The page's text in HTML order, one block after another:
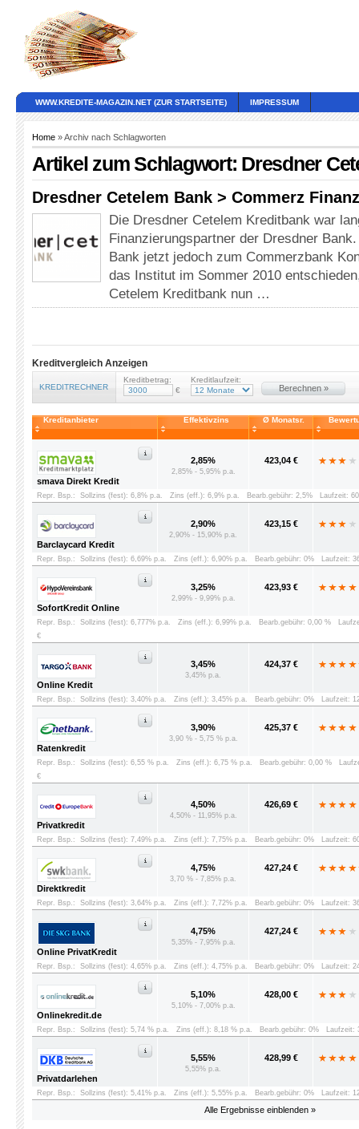
WWW.KREDITE-MAGAZIN.NET (ZUR STARTSEITE) IMPRESSUM
Home » Archiv nach Schlagworten
Artikel zum Schlagwort: Dresdner
Dresdner Cetelem Bank > Commerz Finanz
Die Dresdner Cetelem Kreditbank war
Finanzierungspartner der Dresdner
Bank jetzt jedoch zum Commerzbank
das Institut im Sommer 2010
Cetelem Kreditbank nun …
Kreditvergleich Anzeigen
KREDITRECHNER
Kreditbetrag:
€
Kreditlaufzeit:
Berechnen »
Kreditanbieter Effektivzins Ø Monatsr.
Alle Ergebnisse einblenden »
smava Direkt Kredit
2,85%
2,85% - 5,95% p.a.
423,04 €
Repr. Bsp.: Sollzins (fest): 6,8% p.a. Zins (eff.): 6,9% p.a. Bearb.gebühr: 2,5% Laufzeit:
Barclaycard Kredit
2,90%
2,90% - 15,90% p.a.
423,15 €
Repr. Bsp.: Sollzins (fest): 6,69% p.a. Zins (eff.): 6,90% p.a. Bearb.gebühr: 0% Laufzeit:
SofortKredit Online
3,25%
2,99% - 9,99% p.a.
423,93 €
Repr. Bsp.: Sollzins (fest): 6,777% p.a. Zins (eff.): 6,99% p.a. Bearb.gebühr: 0,00 %
€
Online Kredit
3,45%
3,45% p.a.
424,37 €
Repr. Bsp.: Sollzins (fest): 3,40% p.a. Zins (eff.): 3,45% p.a. Bearb.gebühr: 0% Laufzeit:
Ratenkredit
3,90%
3,90 % - 5,75 % p.a.
425,37 €
Repr. Bsp.: Sollzins (fest): 6,55 % p.a. Zins (eff.): 6,75 % p.a. Bearb.gebühr: 0,00 %
€
Privatkredit
4,50%
4,50% - 11,95% p.a.
426,69 €
Repr. Bsp.: Sollzins (fest): 7,49% p.a. Zins (eff.): 7,75% p.a. Bearb.gebühr: 0% Laufzeit:
Direktkredit
4,75%
3,70 % - 7,85% p.a.
427,24 €
Repr. Bsp.: Sollzins (fest): 3,64% p.a. Zins (eff.): 7,72% p.a. Bearb.gebühr: 0% Laufzeit:
Online PrivatKredit
4,75%
5,35% - 7,95% p.a.
427,24 €
Repr. Bsp.: Sollzins (fest): 4,65% p.a. Zins (eff.): 4,75% p.a. Bearb.gebühr: 0% Laufzeit:
Onlinekredit.de
5,10%
5,10% - 7,00% p.a.
428,00 €
Repr. Bsp.: Sollzins (fest): 5,74 % p.a. Zins (eff.): 8,18 % p.a. Bearb.gebühr: 0% Laufzeit:
Privatdarlehen
5,55%
5,55% p.a.
428,99 €
Repr. Bsp.: Sollzins (fest): 5,41% p.a. Zins (eff.): 5,55% p.a. Bearb.gebühr: 0% Laufzeit: